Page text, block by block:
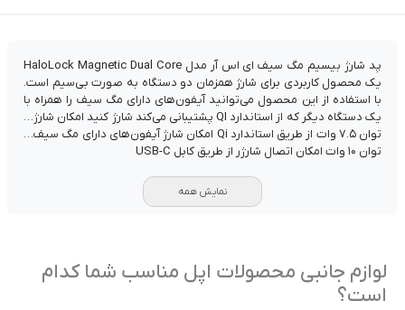
پد شارژ بیسیم مگ سیف ای اس آر مدل HaloLock Magnetic Dual Core
یک محصول کاربردی برای شارژ همزمان دو دستگاه به صورت بی‌سیم است.
با استفاده از این محصول می‌توانید آیفون‌های دارای مگ سیف را همراه با
یک دستگاه دیگر که از استاندارد QI پشتیبانی می‌کند شارژ کنید امکان شارژ با
توان ۷.۵ وات از طریق استاندارد Qi امکان شارژ آیفون‌های دارای مگ سیف با
توان ۱۰ وات امکان اتصال شارژر از طریق کابل USB-C
نمایش همه
لوازم جانبی محصولات اپل مناسب شما کدام
است؟